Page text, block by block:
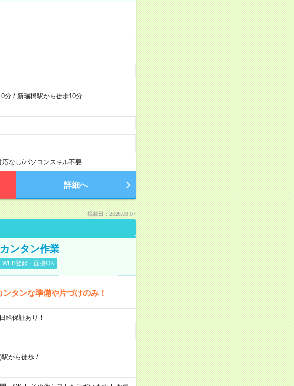
分/ 新瑞橋駅から徒歩10分
応なし/パソコンスキル不要
詳細へ
掲載日：2026.08.07
ンタン作業
WEB登録・面接OK
タンな準備や片づけのみ！
保証あり！
駅から徒歩/